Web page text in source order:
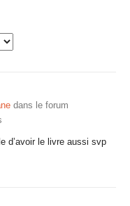
dans le forum
d’avoir le livre aussi svp